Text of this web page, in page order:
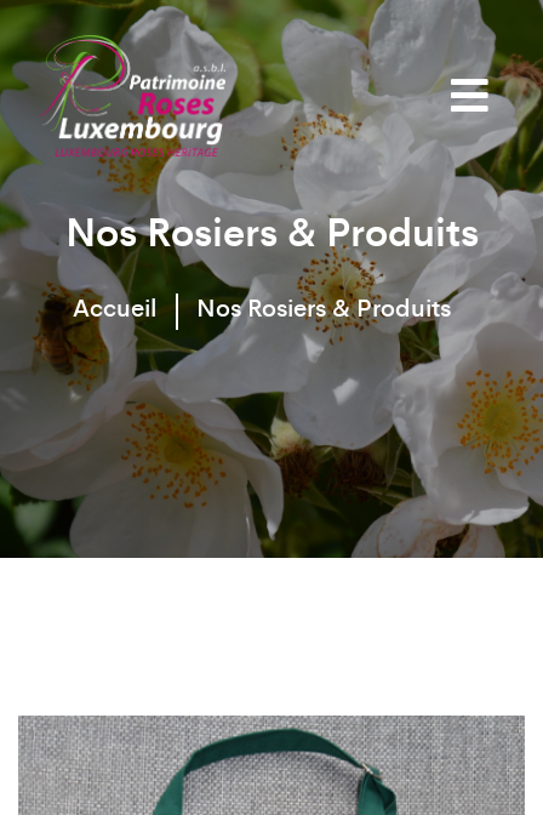
Nos Rosiers & Produits
Accueil Nos Rosiers & Produits